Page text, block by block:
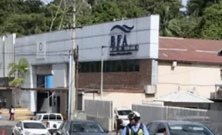
realizó un operativo de fiscalización en el
Corredor Sur. Durante la jornada
interinstitucional se verificó a conductores
con morosidad en el sistema Panapass,
vehículos que circulaban sin la placa visible
automóviles que transitaban sin el
de peaje debidamente habilitado